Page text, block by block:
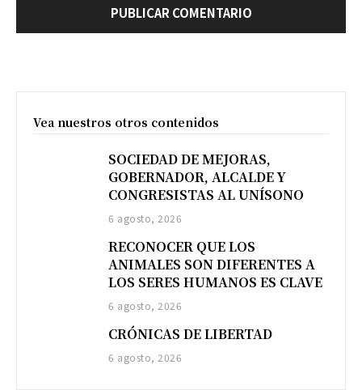
Vea nuestros otros contenidos
SOCIEDAD DE MEJORAS,
GOBERNADOR, ALCALDE Y
CONGRESISTAS AL UNÍSONO
6 agosto, 2026
RECONOCER QUE LOS
ANIMALES SON DIFERENTES A
LOS SERES HUMANOS ES CLAVE
6 agosto, 2026
CRÓNICAS DE LIBERTAD
6 agosto, 2026